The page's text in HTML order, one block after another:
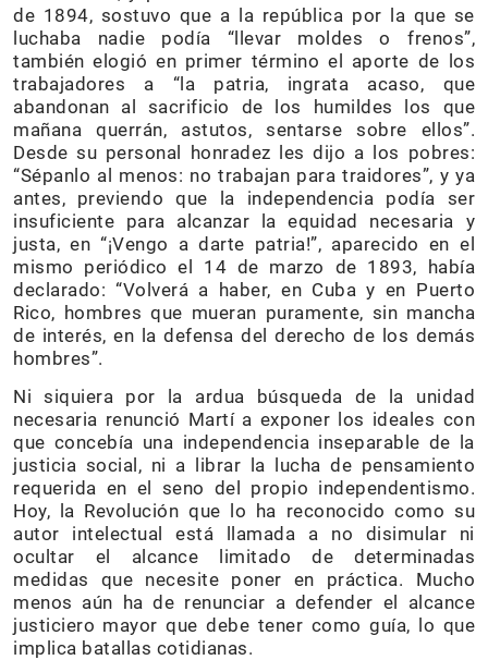
de 1894, sostuvo que a la república por la que se
luchaba nadie podía “llevar moldes o frenos”,
también elogió en primer término el aporte de los
trabajadores a “la patria, ingrata acaso, que
abandonan al sacrificio de los humildes los que
mañana querrán, astutos, sentarse sobre ellos”.
Desde su personal honradez les dijo a los pobres:
“Sépanlo al menos: no trabajan para traidores”, y ya
antes, previendo que la independencia podía ser
insuficiente para alcanzar la equidad necesaria y
justa, en “¡Vengo a darte patria!”, aparecido en el
mismo periódico el 14 de marzo de 1893, había
declarado: “Volverá a haber, en Cuba y en Puerto
Rico, hombres que mueran puramente, sin mancha
de interés, en la defensa del derecho de los demás
hombres”.
Ni siquiera por la ardua búsqueda de la unidad
necesaria renunció Martí a exponer los ideales con
que concebía una independencia inseparable de la
justicia social, ni a librar la lucha de pensamiento
requerida en el seno del propio independentismo.
Hoy, la Revolución que lo ha reconocido como su
autor intelectual está llamada a no disimular ni
ocultar el alcance limitado de determinadas
medidas que necesite poner en práctica. Mucho
menos aún ha de renunciar a defender el alcance
justiciero mayor que debe tener como guía, lo que
implica batallas cotidianas.